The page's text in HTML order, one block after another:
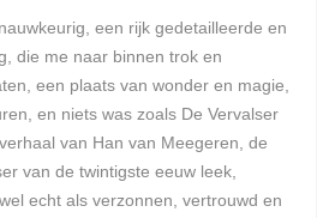
een rijk gedetailleerde en
die me naar binnen trok en
een plaats van wonder en magie,
en niets was zoals De Vervalser
van Han van Meegeren, de
van de twintigste eeuw leek,
echt als verzonnen, vertrouwd en